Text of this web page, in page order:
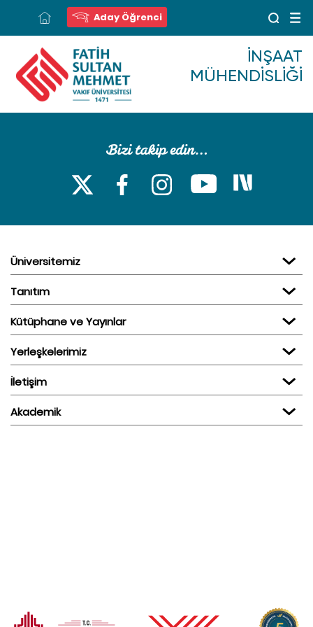
Aday Öğrenci
İNŞAAT
MÜHENDISLIĞI
Üniversitemiz
Tanıtım
Kütüphane ve Yayınlar
Yerleşkelerimiz
İletişim
Akademik